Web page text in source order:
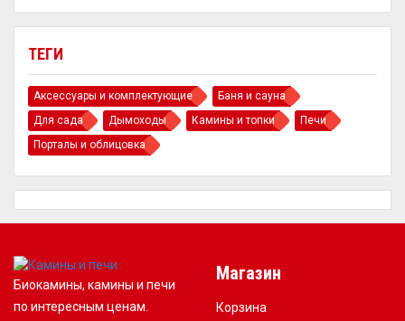
ТЕГИ
Аксессуары и комплектующие
Баня и сауна
Для сада
Дымоходы Камины и топки
Печи
Порталы и облицовка
Биокамины, камины и печи
по интересным ценам.
Магазин
Корзина